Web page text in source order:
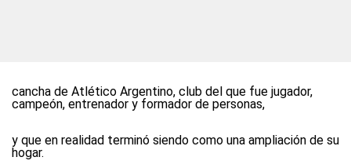
cancha de Atlético Argentino, club del que fue jugador,
campeón, entrenador y formador de personas,
y que en realidad terminó siendo como una ampliación de su
hogar.